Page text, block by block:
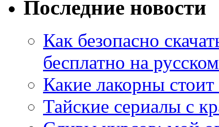
Последние новости
Как безопасно
бесплатно на
Какие лакорны
Тайские сериалы с